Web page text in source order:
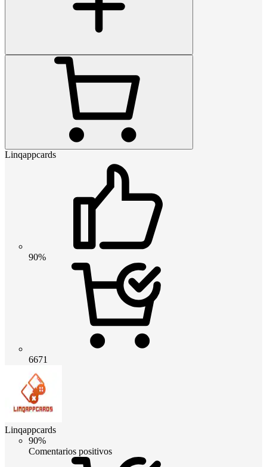
Linqappcards
90%
6671
Linqappcards
90%
Comentarios positivos